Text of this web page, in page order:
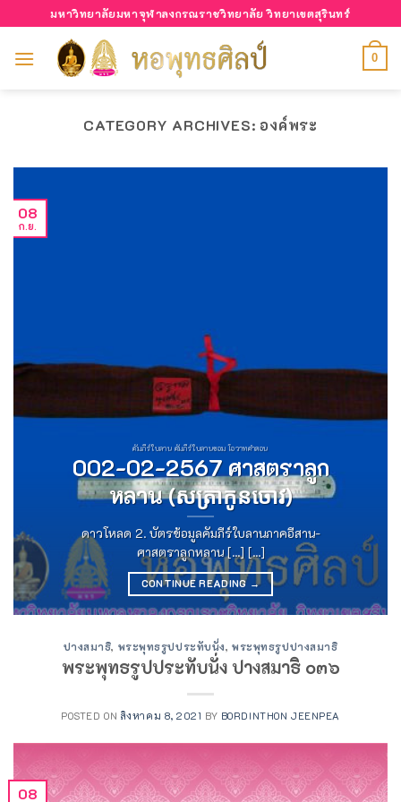
to
content
มหาวิทยาลัยมหาจุฬาลงกรณราชวิทยาลัย วิทยาเขตสุรินทร์
0
CATEGORY ARCHIVES: องค์พระ
คัมภีร์ใบลาน คัมภีร์ใบลานขอม โอวาทคำสอน
002-02-2567 ศาสตราลูก
หลาน (សត្រាកូនចោវ)
ดาวโหลด 2. บัตรข้อมูลคัมภีร์ใบลานภาคอีสาน-
ศาสตราลูกหลาน [...] [...]
CONTINUE READING →
08
ก.ย.
ปางสมาธิ, พระพุทธรูปประทับนั่ง,พระพุทธรูปปางสมาธิ
พระพุทธรูปประทับนั่ง ปางสมาธิ ๐๓๖
POSTED ON สิงหาคม 8, 2021 BY BORDINTHON JEENPEA
08